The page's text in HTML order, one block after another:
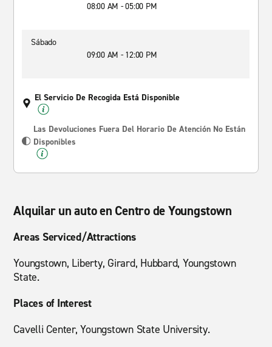
08:00 AM - 05:00 PM
Sábado
09:00 AM - 12:00 PM
El Servicio De Recogida Está Disponible
Las Devoluciones Fuera Del Horario De Atención No Están
Disponibles
Alquilar un auto en Centro de Youngstown
Areas Serviced/Attractions
Youngstown, Liberty, Girard, Hubbard, Youngstown
State.
Places of Interest
Cavelli Center, Youngstown State University.